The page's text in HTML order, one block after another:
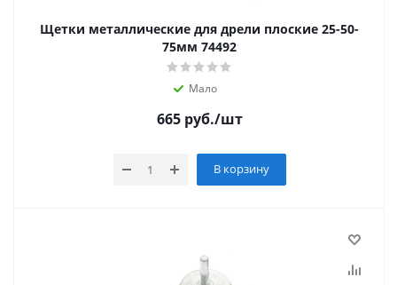
Щетки металлические для дрели плоские 25-50-
75мм 74492
Мало
665руб./шт
В корзину